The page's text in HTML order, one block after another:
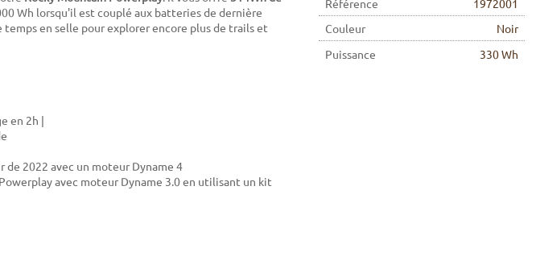
Wh lorsqu'il est couplé aux batteries de dernière
en selle pour explorer encore plus de trails et
en 2h |
de 2022 avec un moteur Dyname 4
avec moteur Dyname 3.0 en utilisant un kit
Couleur
Noir
Puissance
330 Wh